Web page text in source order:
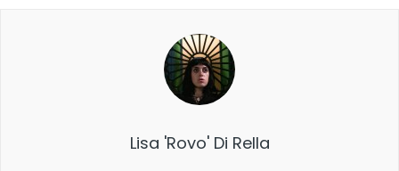
Lisa 'Rovo' Di Rella